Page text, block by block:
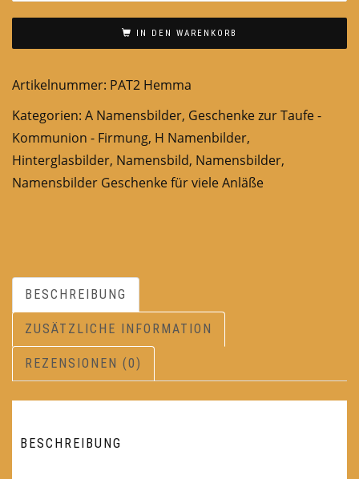
IN DEN WARENKORB
Artikelnummer: PAT2 Hemma
Kategorien: A Namensbilder, Geschenke zur Taufe -
Kommunion - Firmung, H Namenbilder,
Hinterglasbilder, Namensbild, Namensbilder,
Namensbilder Geschenke für viele Anläße
BESCHREIBUNG
ZUSÄTZLICHE INFORMATION
REZENSIONEN (0)
BESCHREIBUNG